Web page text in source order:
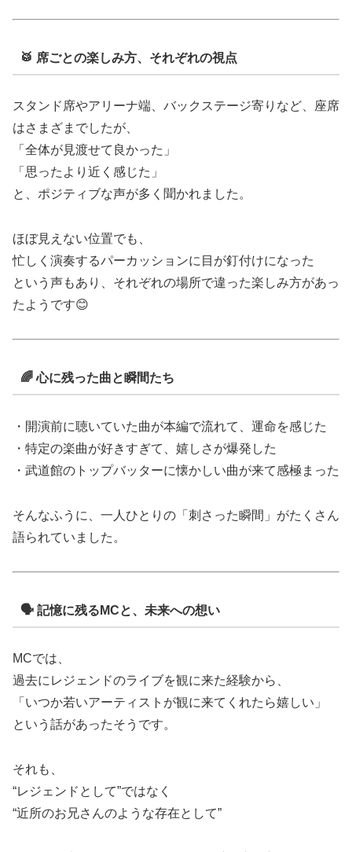
🥁 席ごとの楽しみ方、それぞれの視点
スタンド席やアリーナ端、バックステージ寄りなど、座席
はさまざまでしたが、
「全体が見渡せて良かった」
「思ったより近く感じた」
と、ポジティブな声が多く聞かれました。
ほぼ見えない位置でも、
忙しく演奏するパーカッションに目が釘付けになった
という声もあり、それぞれの場所で違った楽しみ方があっ
たようです😊
🌈 心に残った曲と瞬間たち
・開演前に聴いていた曲が本編で流れて、運命を感じた
・特定の楽曲が好きすぎて、嬉しさが爆発した
・武道館のトップバッターに懐かしい曲が来て感極まった
そんなふうに、一人ひとりの「刺さった瞬間」がたくさん
語られていました。
🗣 記憶に残るMCと、未来への想い
MCでは、
過去にレジェンドのライブを観に来た経験から、
「いつか若いアーティストが観に来てくれたら嬉しい」
という話があったそうです。
それも、
“レジェンドとして”ではなく
“近所のお兄さんのような存在として”